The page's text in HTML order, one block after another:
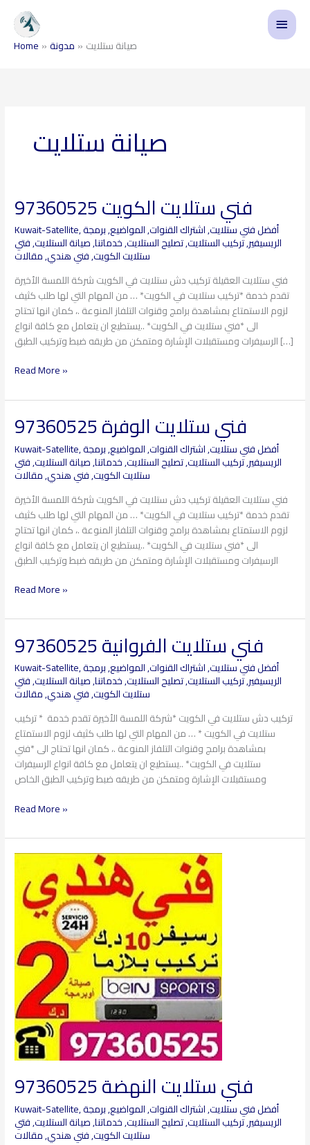
content
Main
Menu
Home مدونة صيانة ستلايت
صيانة ستلايت
فني ستلايت الكويت 97360525
Kuwait-Satellite, أفضل فني ستلايت,اشتراك القنوات,المواضيع,برمجة
الريسيفير,تركيب الستلايت,تصليح الستلايت,خدماتنا,صيانة الستلايت,فتي
ستلايت الكويت,فني هندي,مقالات
فني ستلايت العقيلة تركيب دش ستلايت في الكويت شركة اللمسة الأخيرة
تقدم خدمة *تركيب ستلايت في الكويت* … من المهام التي لها طلب كثيف
لزوم الاستمتاع بمشاهدة برامج وقنوات التلفاز المنوعة .، كمان انها تحتاج
الى *فني ستلايت في الكويت* ..يستطيع ان يتعامل مع كافة انواع
الرسيفرات ومستقبلات الإشارة ومتمكن من طريقه ضبط وتركيب الطبق […]
فني
ستلايت
الكويت
97360525
Read More »
فني ستلايت الوفرة 97360525
Kuwait-Satellite, أفضل فني ستلايت,اشتراك القنوات,المواضيع,برمجة
الريسيفير,تركيب الستلايت,تصليح الستلايت,خدماتنا,صيانة الستلايت,فتي
ستلايت الكويت,فني هندي,مقالات
فني ستلايت العقيلة تركيب دش ستلايت في الكويت شركة اللمسة الأخيرة
تقدم خدمة *تركيب ستلايت في الكويت* … من المهام التي لها طلب كثيف
لزوم الاستمتاع بمشاهدة برامج وقنوات التلفاز المنوعة .، كمان انها تحتاج
الى *فني ستلايت في الكويت* ..يستطيع ان يتعامل مع كافة انواع
الرسيفرات ومستقبلات الإشارة ومتمكن من طريقه ضبط وتركيب الطبق
فني
ستلايت
الوفرة
97360525
Read More »
فني ستلايت الفروانية 97360525
Kuwait-Satellite, أفضل فني ستلايت,اشتراك القنوات,المواضيع,برمجة
الريسيفير,تركيب الستلايت,تصليح الستلايت,خدماتنا,صيانة الستلايت,فتي
ستلايت الكويت,فني هندي,مقالات
تركيب دش ستلايت في الكويت *شركة اللمسة الأخيرة تقدم خدمة * تركيب
ستلايت في الكويت * … من المهام التي لها طلب كثيف لزوم الاستمتاع
بمشاهدة برامج وقنوات التلفاز المنوعة .، كمان انها تحتاج الى *فني
ستلايت في الكويت* ..يستطيع ان يتعامل مع كافة انواع الرسيفرات
ومستقبلات الإشارة ومتمكن من طريقه ضبط وتركيب الطبق الخاص
فني
ستلايت
الفروانية
97360525
Read More »
فني ستلايت النهضة 97360525
Kuwait-Satellite, أفضل فني ستلايت,اشتراك القنوات,المواضيع,برمجة
الريسيفير,تركيب الستلايت,تصليح الستلايت,خدماتنا,صيانة الستلايت,فتي
ستلايت الكويت,فني هندي,مقالات
فني
ستلايت
النهضة
97360525